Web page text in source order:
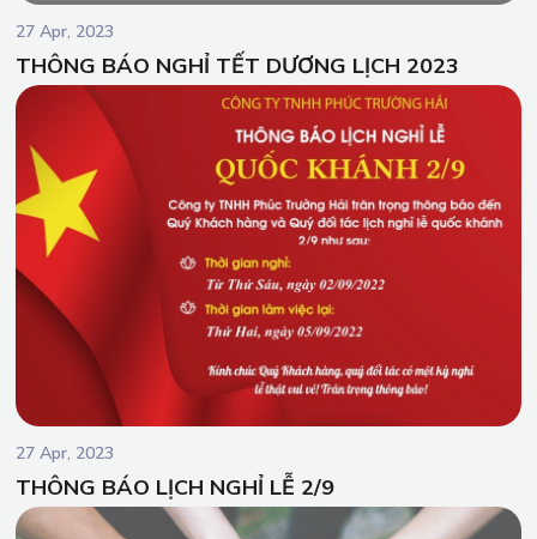
27 Apr, 2023
THÔNG BÁO NGHỈ TẾT DƯƠNG LỊCH 2023
27 Apr, 2023
THÔNG BÁO LỊCH NGHỈ LỄ 2/9